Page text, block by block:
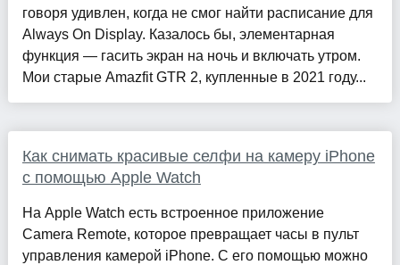
говоря удивлен, когда не смог найти расписание для
Always On Display. Казалось бы, элементарная
функция — гасить экран на ночь и включать утром.
Мои старые Amazfit GTR 2, купленные в 2021 году...
Как снимать красивые селфи на камеру iPhone
с помощью Apple Watch
На Apple Watch есть встроенное приложение
Camera Remote, которое превращает часы в пульт
управления камерой iPhone. С его помощью можно